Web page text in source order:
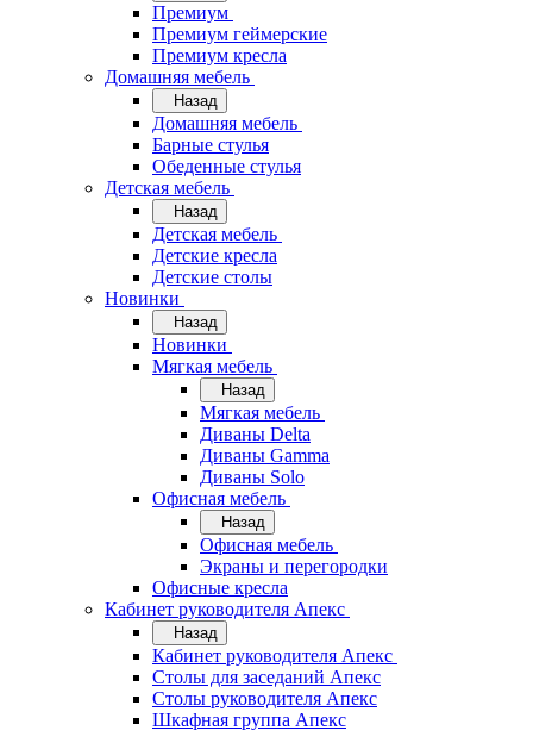
Премиум
Премиум геймерские
Премиум кресла
Домашняя мебель
Назад
Домашняя мебель
Барные стулья
Обеденные стулья
Детская мебель
Назад
Детская мебель
Детские кресла
Детские столы
Новинки
Назад
Новинки
Мягкая мебель
Назад
Мягкая мебель
Диваны Delta
Диваны Gamma
Диваны Solo
Офисная мебель
Назад
Офисная мебель
Экраны и перегородки
Офисные кресла
Кабинет руководителя Апекс
Назад
Кабинет руководителя Апекс
Столы для заседаний Апекс
Столы руководителя Апекс
Шкафная группа Апекс